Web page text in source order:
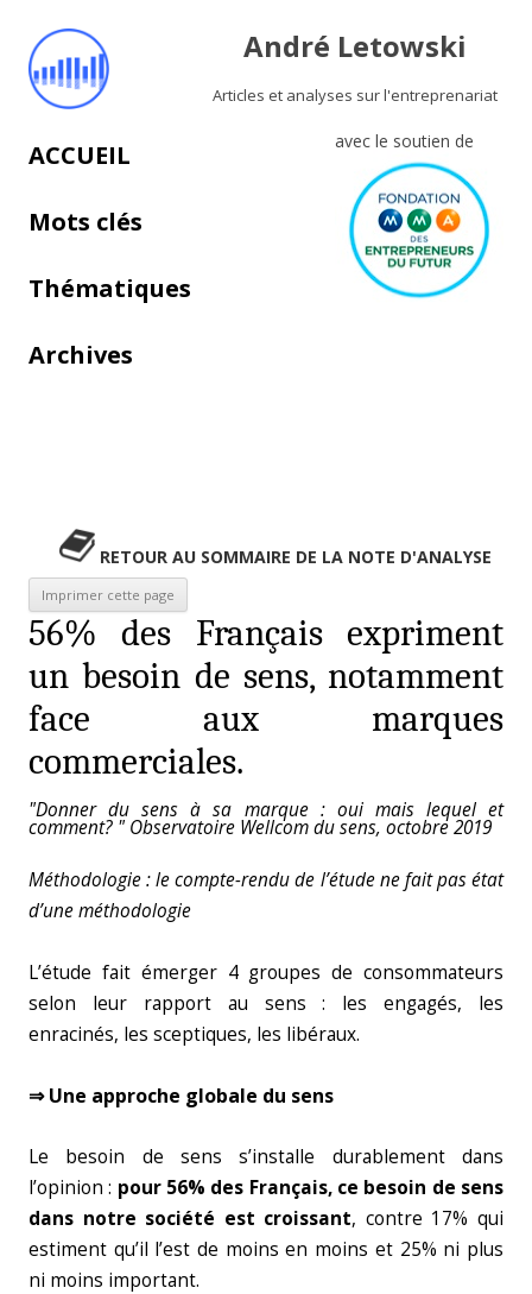
André Letowski
Articles et analyses sur l'entreprenariat
avec le soutien de
Aller au contenu principal
ACCUEIL
Mots clés
Thématiques
Archives
RETOUR AU SOMMAIRE DE LA NOTE D'ANALYSE
56% des Français expriment
un besoin de sens, notamment
face aux marques
commerciales.
"Donner du sens à sa marque : oui mais lequel et
comment? " Observatoire Wellcom du sens, octobre 2019
Méthodologie : le compte-rendu de l’étude ne fait pas état
d’une méthodologie
L’étude fait émerger 4 groupes de consommateurs
selon leur rapport au sens : les engagés, les
enracinés, les sceptiques, les libéraux.
⇒ Une approche globale du sens
Le besoin de sens s’installe durablement dans
l’opinion : pour 56% des Français, ce besoin de sens
dans notre société est croissant, contre 17% qui
estiment qu’il l’est de moins en moins et 25% ni plus
ni moins important.